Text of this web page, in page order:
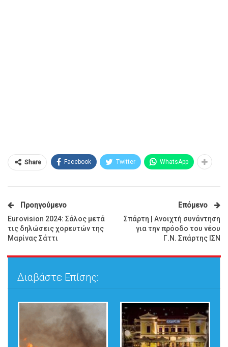
Share Facebook Twitter WhatsApp
Προηγούμενο
Eurovision 2024: Σάλος μετά
τις δηλώσεις χορευτών της
Μαρίνας Σάττι
Επόμενο
Σπάρτη | Ανοιχτή συνάντηση
για την πρόοδο του νέου
Γ.Ν. Σπάρτης ΙΣΝ
Διαβάστε Επίσης: